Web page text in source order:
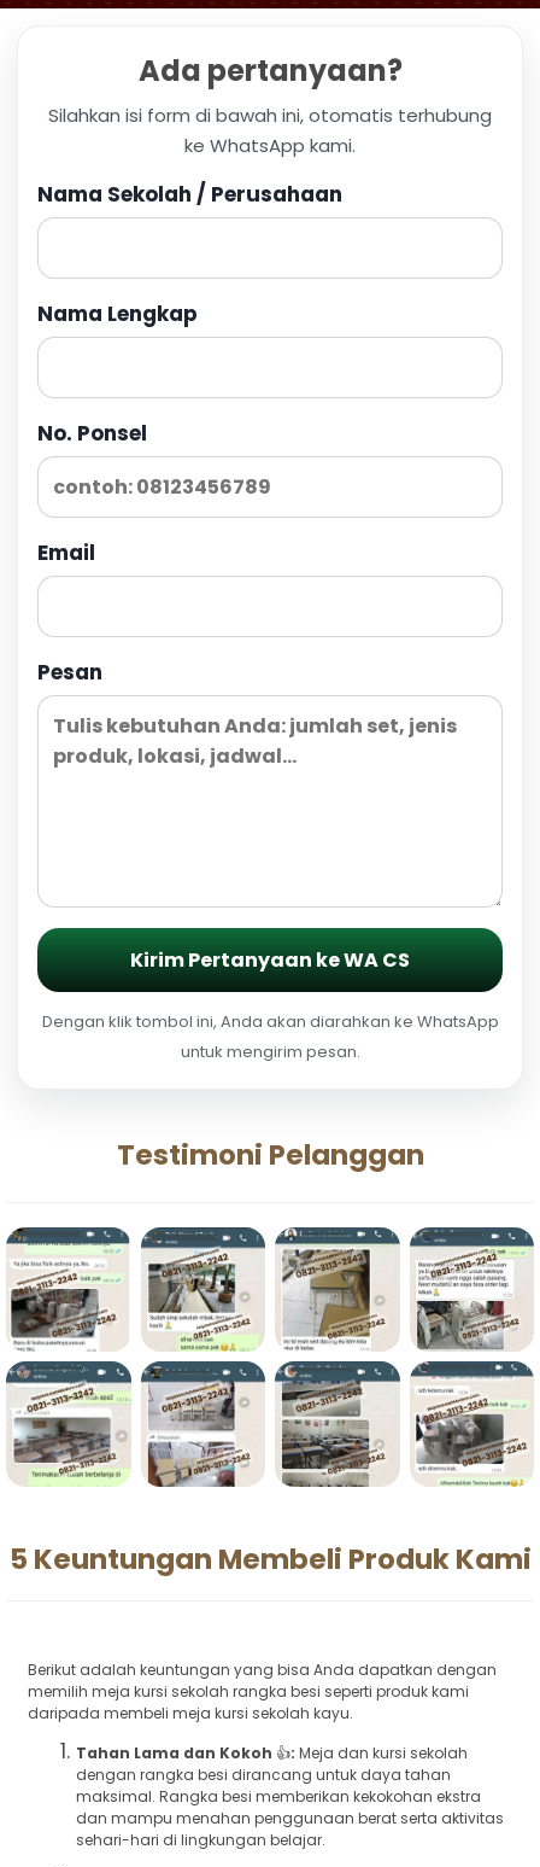
Ada pertanyaan?
Silahkan isi form di bawah ini, otomatis terhubung
ke WhatsApp kami.
Nama Sekolah / Perusahaan
Nama Lengkap
No. Ponsel
Email
Pesan
Kirim Pertanyaan ke WA CS
Dengan klik tombol ini, Anda akan diarahkan ke WhatsApp
untuk mengirim pesan.
Testimoni Pelanggan
5 Keuntungan Membeli Produk Kami
Berikut adalah keuntungan yang bisa Anda dapatkan dengan
memilih meja kursi sekolah rangka besi seperti produk kami
daripada membeli meja kursi sekolah kayu.
Tahan Lama dan Kokoh 👍: Meja dan kursi sekolah
dengan rangka besi dirancang untuk daya tahan
maksimal. Rangka besi memberikan kekokohan ekstra
dan mampu menahan penggunaan berat serta aktivitas
sehari-hari di lingkungan belajar.